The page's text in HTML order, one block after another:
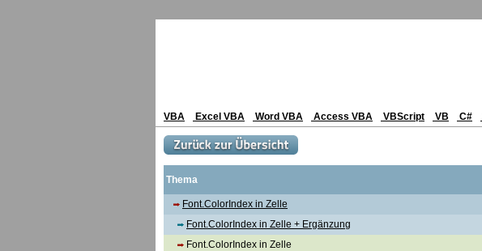
VBA Excel VBA Word VBA Access VBA VBScript VB C#
Thema
Font.ColorIndex in Zelle
Font.ColorIndex in Zelle + Ergänzung
Font.ColorIndex in Zelle